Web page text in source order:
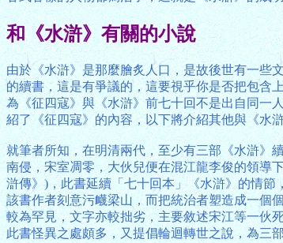
和《水滸》有關的小說
由於《水滸》是那麼膾炙人口，是故後世有一些
的續書，這是有爭議的，這要視乎你是否把包含
為《征四寇》與《水滸》前七十回不是出自同一
紹了《征四寇》的內容，以下將介紹其他與《水
就筆者所知，在明清兩代，至少有三部《水滸》
南侵，宋室凋零，大伙兒便在混江龍李俊的領導
滸傳》)，此書延續「七十回本」《水滸》的情
該書作者刻意污衊梁山，而把統治者塑造成一個
較為罕見，文字亦較拙劣，主要敘述宋江等一伙
此書怪異之處頗多，又提倡輪迴轉世之說，為三